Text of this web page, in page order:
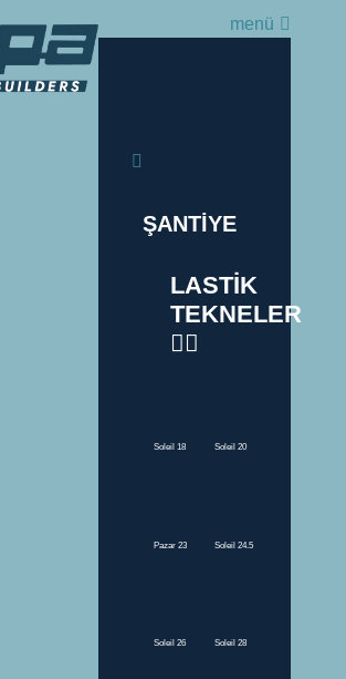
menü
ŞANTİYE
LASTİK
TEKNELER
Soleil 18 Soleil 20
Pazar 23 Soleil 24.5
Soleil 26 Soleil 28